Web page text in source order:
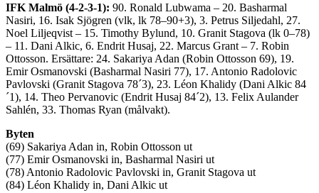
IFK Malmö (4-2-3-1): 90. Ronald Lubwama – 20. Basharmal
Nasiri, 16. Isak Sjögren (vlk, lk 78–90+3), 3. Petrus Siljedahl, 27.
Noel Liljeqvist – 15. Timothy Bylund, 10. Granit Stagova (lk 0–78)
– 11. Dani Alkic, 6. Endrit Husaj, 22. Marcus Grant – 7. Robin
Ottosson. Ersättare: 24. Sakariya Adan (Robin Ottosson 69), 19.
Emir Osmanovski (Basharmal Nasiri 77), 17. Antonio Radolovic
Pavlovski (Granit Stagova 78´3), 23. Léon Khalidy (Dani Alkic 84
´1), 14. Theo Pervanovic (Endrit Husaj 84´2), 13. Felix Aulander
Sahlén, 33. Thomas Ryan (målvakt).
Byten
(69) Sakariya Adan in, Robin Ottosson ut
(77) Emir Osmanovski in, Basharmal Nasiri ut
(78) Antonio Radolovic Pavlovski in, Granit Stagova ut
(84) Léon Khalidy in, Dani Alkic ut